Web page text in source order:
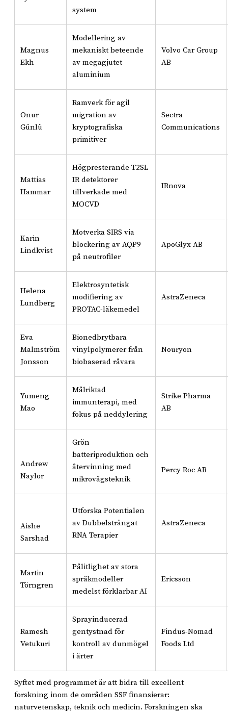
system
Magnus
Ekh
Modellering av
mekaniskt beteende
av megagjutet
aluminium
Volvo Car Group
AB
Onur
Günlü
Ramverk för agil
migration av
kryptografiska
primitiver
Sectra
Communications
Mattias
Hammar
Högpresterande T2SL
IR detektorer
tillverkade med
MOCVD
IRnova
Karin
Lindkvist
Motverka SIRS via
blockering av AQP9
på neutrofiler
ApoGlyx AB
Helena
Lundberg
Elektrosyntetisk
modifiering av
PROTAC-läkemedel
AstraZeneca
Eva
Malmström
Jonsson
Bionedbrytbara
vinylpolymerer från
biobaserad råvara
Nouryon
Yumeng
Mao
Målriktad
immunterapi, med
fokus på neddylering
Strike Pharma
AB
Andrew
Naylor
Grön
batteriproduktion och
återvinning med
mikrovågsteknik
Percy Roc AB
Aishe
Sarshad
Utforska Potentialen
av Dubbelsträngat
RNA Terapier
AstraZeneca
Martin
Törngren
Pålitlighet av stora
språkmodeller
medelst förklarbar AI
Ericsson
Ramesh
Vetukuri
Sprayinducerad
gentystnad för
kontroll av dunmögel
i ärter
Findus-Nomad
Foods Ltd
Syftet med programmet är att bidra till excellent
forskning inom de områden SSF finansierar:
naturvetenskap, teknik och medicin. Forskningen ska